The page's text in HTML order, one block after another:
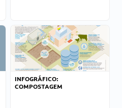
INFOGRÁFICO:
COMPOSTAGEM